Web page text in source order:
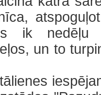
ik nedēļu
un to